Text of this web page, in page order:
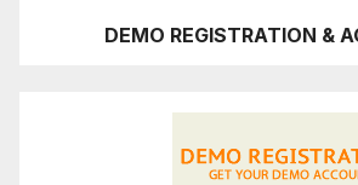
DEMO REGISTRATION &